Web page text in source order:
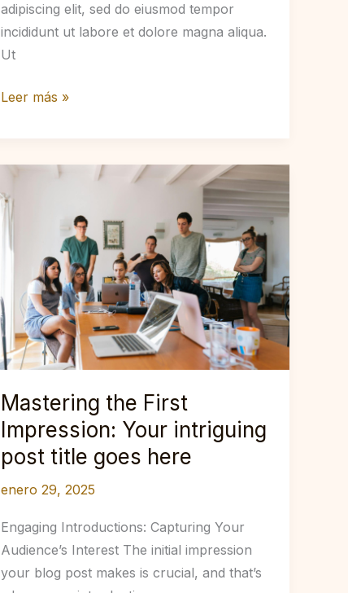
adipiscing elit, sed do eiusmod tempor
incididunt ut labore et dolore magna aliqua.
Ut
Lorem
Leer más »
Mastering the First
Impression: Your intriguing
post title goes here
enero 29, 2025
Engaging Introductions: Capturing Your
Audience’s Interest The initial impression
your blog post makes is crucial, and that’s